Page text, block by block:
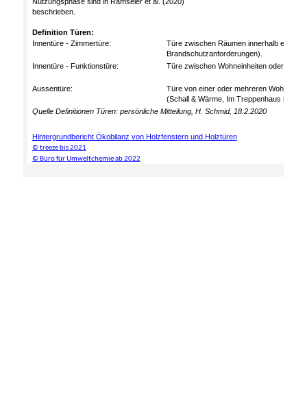
beschrieben.
Definition Türen:
Innentüre - Zimmertüre:
Türe zwischen Räumen innerhalb einer
Brandschutzanforderungen).
Innentüre - Funktionstüre:
Türe zwischen Wohneinheiten oder in
Aussentüre:
Türe von einer oder mehreren
(Schall & Wärme, Im Treppenhaus immer
Quelle Definitionen Türen: persönliche Mitteilung, H. Schmid, 18.2.2020
Hintergrundbericht Ökobilanz von Holzfenstern und Holztüren
© treeze bis 2021
© Büro für Umweltchemie ab 2022